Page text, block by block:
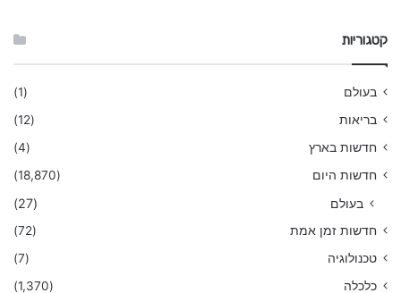
קטגוריות
בעולם
(1)
בריאות
(12)
חדשות בארץ
(4)
חדשות היום
(18,870)
בעולם (27)
חדשות זמן אמת
(72)
טכנולוגיה
(7)
כלכלה
(1,370)